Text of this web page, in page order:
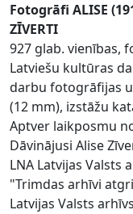
Fotogrāfi ALISE
ZĪVERTI
927 glab. vienības,
Latviešu kultūras
darbu fotogrāfijas
(12 mm), izstāžu
Aptver laikposmu
Dāvinājusi Alise
LNA Latvijas Valsts
"Trimdas arhīvi
Latvijas Valsts